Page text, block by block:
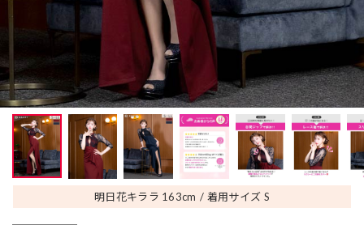
明日花キララ 163cm 着用サイズ S